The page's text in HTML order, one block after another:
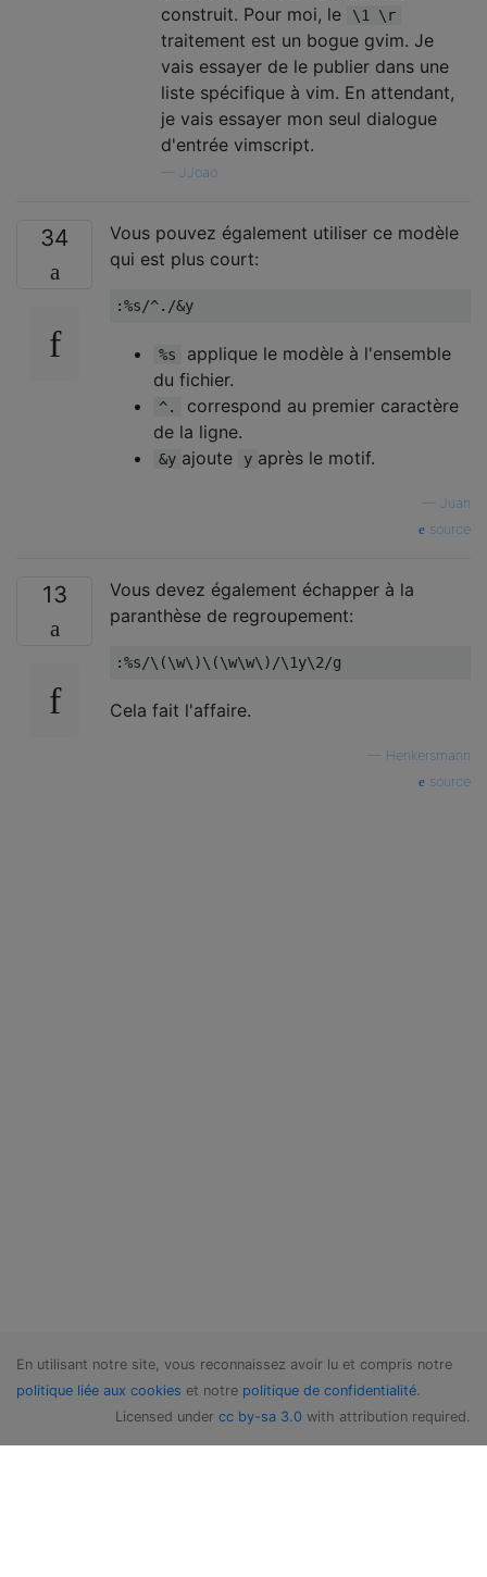
construit. Pour moi, le
\1 \r
traitement est un bogue gvim. Je
vais essayer de le publier dans une
liste spécifique à vim. En attendant,
je vais essayer mon seul dialogue
d'entrée vimscript.
JJoao
34
Vous pouvez également utiliser ce modèle
qui est plus court:
:%s/^./&y
%s
applique le modèle à l'ensemble
du fichier.
^.
correspond au premier caractère
de la ligne.
&y ajoute y après le motif.
Juan
source
13
Vous devez également échapper à la
paranthèse de regroupement:
:%s/\(\w\)\(\w\w\) /\1y\2/g
Cela fait l'affaire.
Henkersmann
source
En utilisant notre site, vous reconnaissez avoir lu et compris notre
politique liée aux cookies et notre politique de confidentialité.
Licensed under cc by-sa 3.0 with attribution required.